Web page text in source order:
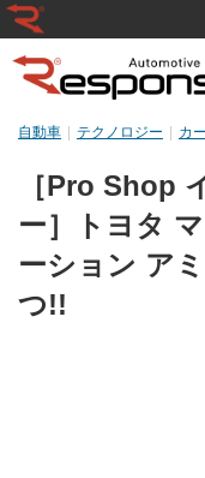
［Pro Shop
ー］トヨタ
ーション ア
つ!!
自動車 テクノロジー カ